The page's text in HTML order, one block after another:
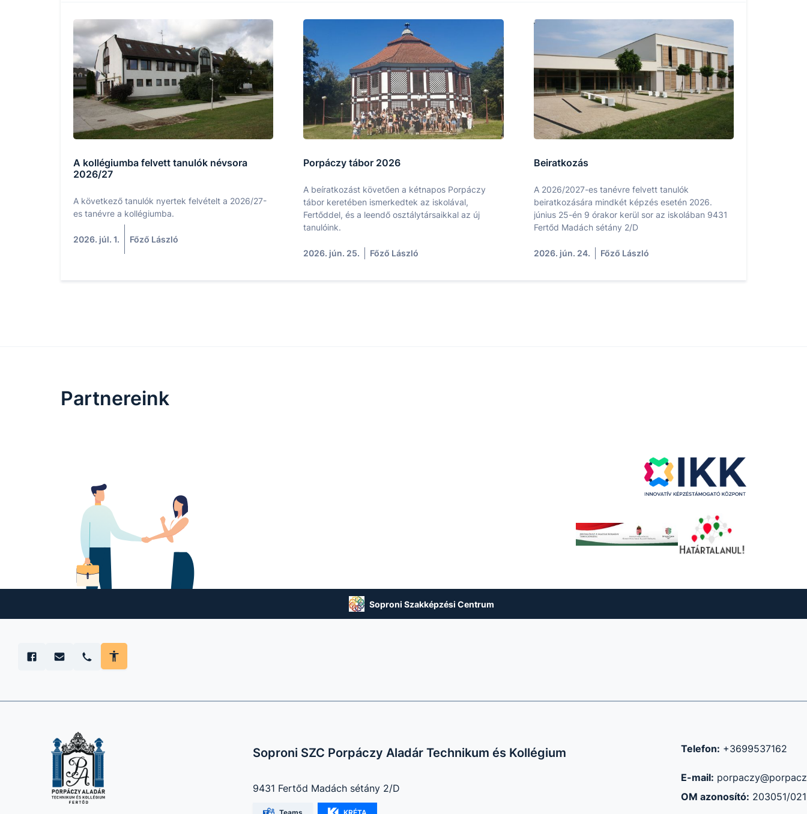
A kollégiumba felvett tanulók névsora
2026/27
A következő tanulók nyertek felvételt a 2026/27-
es tanévre a kollégiumba.
2026. júl. 1. Főző László
Porpáczy tábor 2026
A beíratkozást követően a kétnapos Porpáczy
tábor keretében ismerkedtek az iskolával,
Fertőddel, és a leendő osztálytársaikkal az új
tanulóink.
2026. jún. 25. Főző László
Beiratkozás
A 2026/2027-es tanévre felvett tanulók
beiratkozására mindkét képzés esetén 2026.
június 25-én 9 órakor kerül sor az iskolában 9431
Fertőd Madách sétány 2/D
2026. jún. 24. Főző László
Partnereink
Soproni Szakképzési Centrum
Soproni SZC Porpáczy Aladár Technikum és Kollégium
9431 Fertőd Madách sétány 2/D
Telefon: +3699537162
E-mail:
OM azonosító: 203051/021